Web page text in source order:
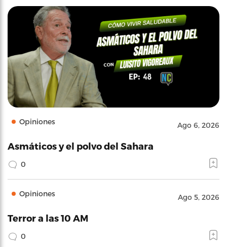
Opiniones Ago 6, 2026
Asmáticos y el polvo del Sahara
0
Opiniones Ago 5, 2026
Terror a las 10 AM
0